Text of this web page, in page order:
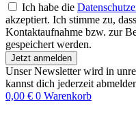
Ich habe die
akzeptiert. Ich stimme zu,
Kontaktaufnahme bzw. zur
gespeichert werden.
Jetzt anmelden
Unser Newsletter wird in
kannst dich jederzeit
0,00 € 0 Warenkorb